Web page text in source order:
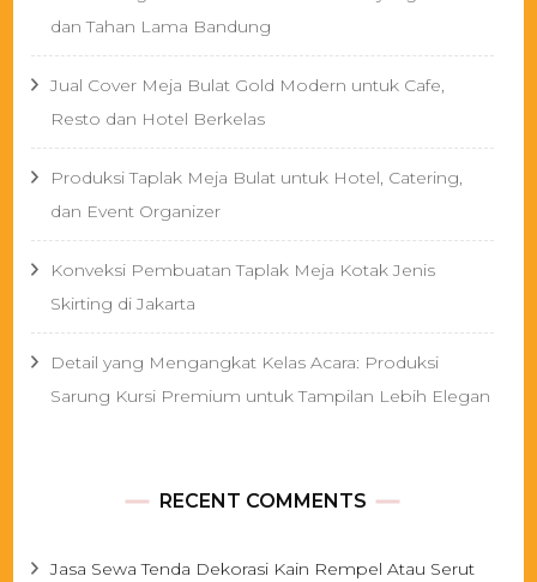
dan Tahan Lama Bandung
Jual Cover Meja Bulat Gold Modern untuk Cafe,
Resto dan Hotel Berkelas
Produksi Taplak Meja Bulat untuk Hotel, Catering,
dan Event Organizer
Konveksi Pembuatan Taplak Meja Kotak Jenis
Skirting di Jakarta
Detail yang Mengangkat Kelas Acara: Produksi
Sarung Kursi Premium untuk Tampilan Lebih Elegan
RECENT COMMENTS
Jasa Sewa Tenda Dekorasi Kain Rempel Atau Serut